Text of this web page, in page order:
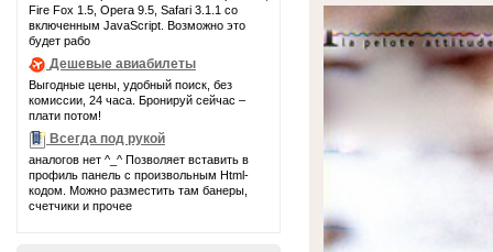
Fire Fox 1.5, Opera 9.5, Safari 3.1.1 со
включенным JavaScript. Возможно это
будет рабо
Дешевые авиабилеты
Выгодные цены, удобный поиск, без
комиссии, 24 часа. Бронируй сейчас –
плати потом!
Всегда под рукой
аналогов нет ^_^ Позволяет вставить в
профиль панель с произвольным Html-
кодом. Можно разместить там банеры,
счетчики и прочее